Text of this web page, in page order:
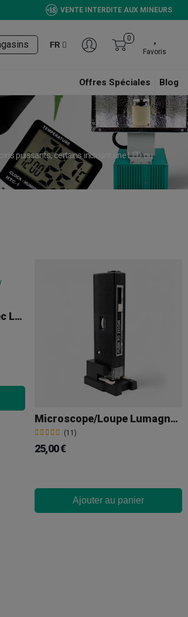
VENTE INTERDITE AUX MINEURS
FR
0
Favoris
Offres Spéciales Blog
puissants, certains incluant une LED ou
Microscope Mini 60x Avec LEDs Blancs
Microscope/Loupe Lumagny Professionnel X60 X80 Et X100
(11)
25,00 €
Ajouter au panier